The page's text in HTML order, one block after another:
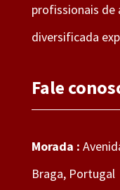
profissionais de
diversificada
Fale
Morada :
Braga, Portugal